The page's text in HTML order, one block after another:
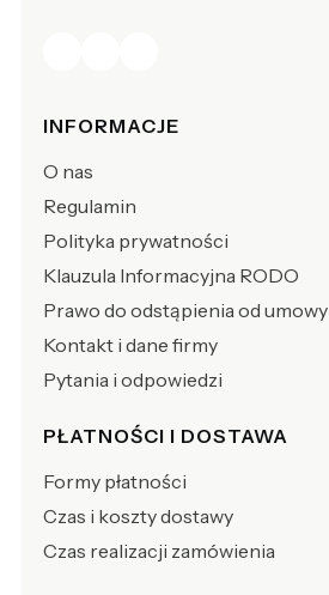
Linki w stopce
INFORMACJE
O nas
Regulamin
Polityka prywatności
Klauzula Informacyjna RODO
Prawo do odstąpienia od umowy
Kontakt i dane firmy
Pytania i odpowiedzi
PŁATNOŚCI I DOSTAWA
Formy płatności
Czas i koszty dostawy
Czas realizacji zamówienia